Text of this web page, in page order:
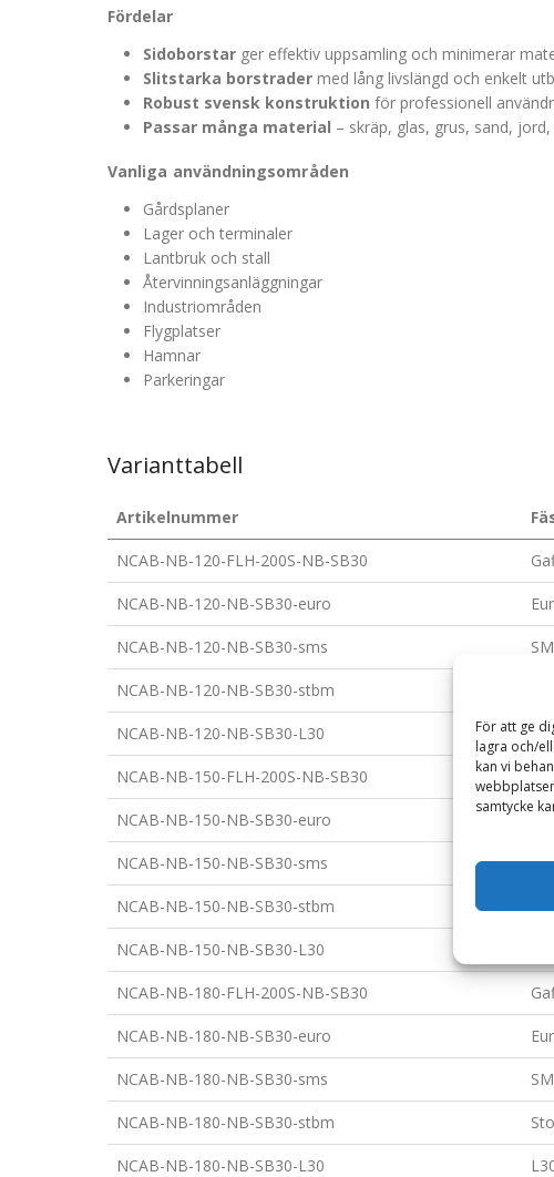
För att ge
lagra och/
kan vi
samtycke
Fördelar
Sidoborstar ger effektiv uppsamling och minimerar
Slitstarka borstrader med lång livslängd och enkelt
Robust svensk konstruktion för professionell
Passar många material – skräp, glas, grus, sand,
Vanliga användningsområden
Gårdsplaner
Lager och terminaler
Lantbruk och stall
Återvinningsanläggningar
Industriområden
Flygplatser
Hamnar
Parkeringar
Varianttabell
Artikelnummer
NCAB-NB-120-FLH-200S-NB-SB30
NCAB-NB-120-NB-SB30-euro
NCAB-NB-120-NB-SB30-sms
NCAB-NB-120-NB-SB30-stbm
NCAB-NB-120-NB-SB30-L30
NCAB-NB-150-FLH-200S-NB-SB30
NCAB-NB-150-NB-SB30-euro
NCAB-NB-150-NB-SB30-sms
NCAB-NB-150-NB-SB30-stbm
NCAB-NB-150-NB-SB30-L30
NCAB-NB-180-FLH-200S-NB-SB30
NCAB-NB-180-NB-SB30-euro
NCAB-NB-180-NB-SB30-sms
NCAB-NB-180-NB-SB30-stbm
NCAB-NB-180-NB-SB30-L30